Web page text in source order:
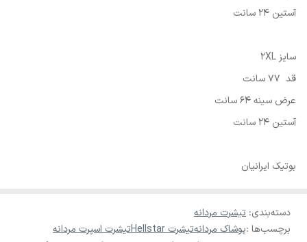
آستین 24 سانت
سایز 2XL
قد 77 سانت
عرض سینه 64 سانت
آستین 24 سانت
بوتیک ایرانیان
دسته‌بندی: تیشرت مردانه
برچسب‌ها :پوشاک مردانهتیشرت Hellstar
تیشرت اسپرت مردانه